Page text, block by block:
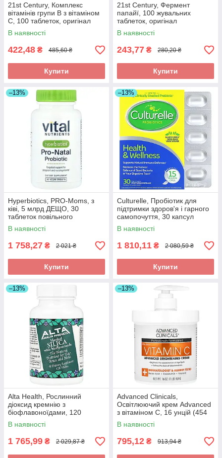
21st Century, Комплекс
вітамінів групи B з вітаміном
C, 100 таблеток, оригінал
В наявності
422,48 ₴ 485,60 ₴
Купити
21st Century, Фермент
папайї, 100 жувальних
таблеток, оригінал
В наявності
243,77 ₴ 280,20 ₴
Купити
–13%
Hyperbiotics, PRO-Moms, з
ківі, 5 млрд ДЕЩО, 30
таблеток повільного
вивільнення, оригінал
В наявності
1 758,27 ₴ 2 021 ₴
Купити
–13%
Culturelle, Пробіотик для
підтримки здоров'я і гарного
самопочуття, 30 капсул
вегетаріанських оригінал
В наявності
1 810,11 ₴ 2 080,59 ₴
Купити
–13%
Alta Health, Рослинний
діоксид кремнію з
біофлавоноїдами, 120
таблеток, оригінал
В наявності
1 765,99 ₴ 2 029,87 ₴
–13%
Advanced Clinicals,
Освітлюючий крем Advanced
з вітаміном C, 16 унцій (454
г), оригінал
В наявності
795,12 ₴ 913,94 ₴